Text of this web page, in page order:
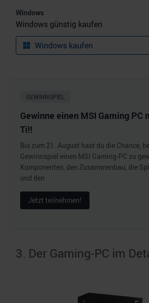
Windows
Windows günstig kaufen
Windows kaufen
GEWINNSPIEL
Gewinne einen MSI Gaming PC
Ti!!
Bis zum 21. August hast du die Chance,
Gewinnspiel einen MSI Gaming-PC zu
Komponenten, den Zusammenbau, die
und den
Jetzt teilnehmen!
3. Der Gaming-PC im